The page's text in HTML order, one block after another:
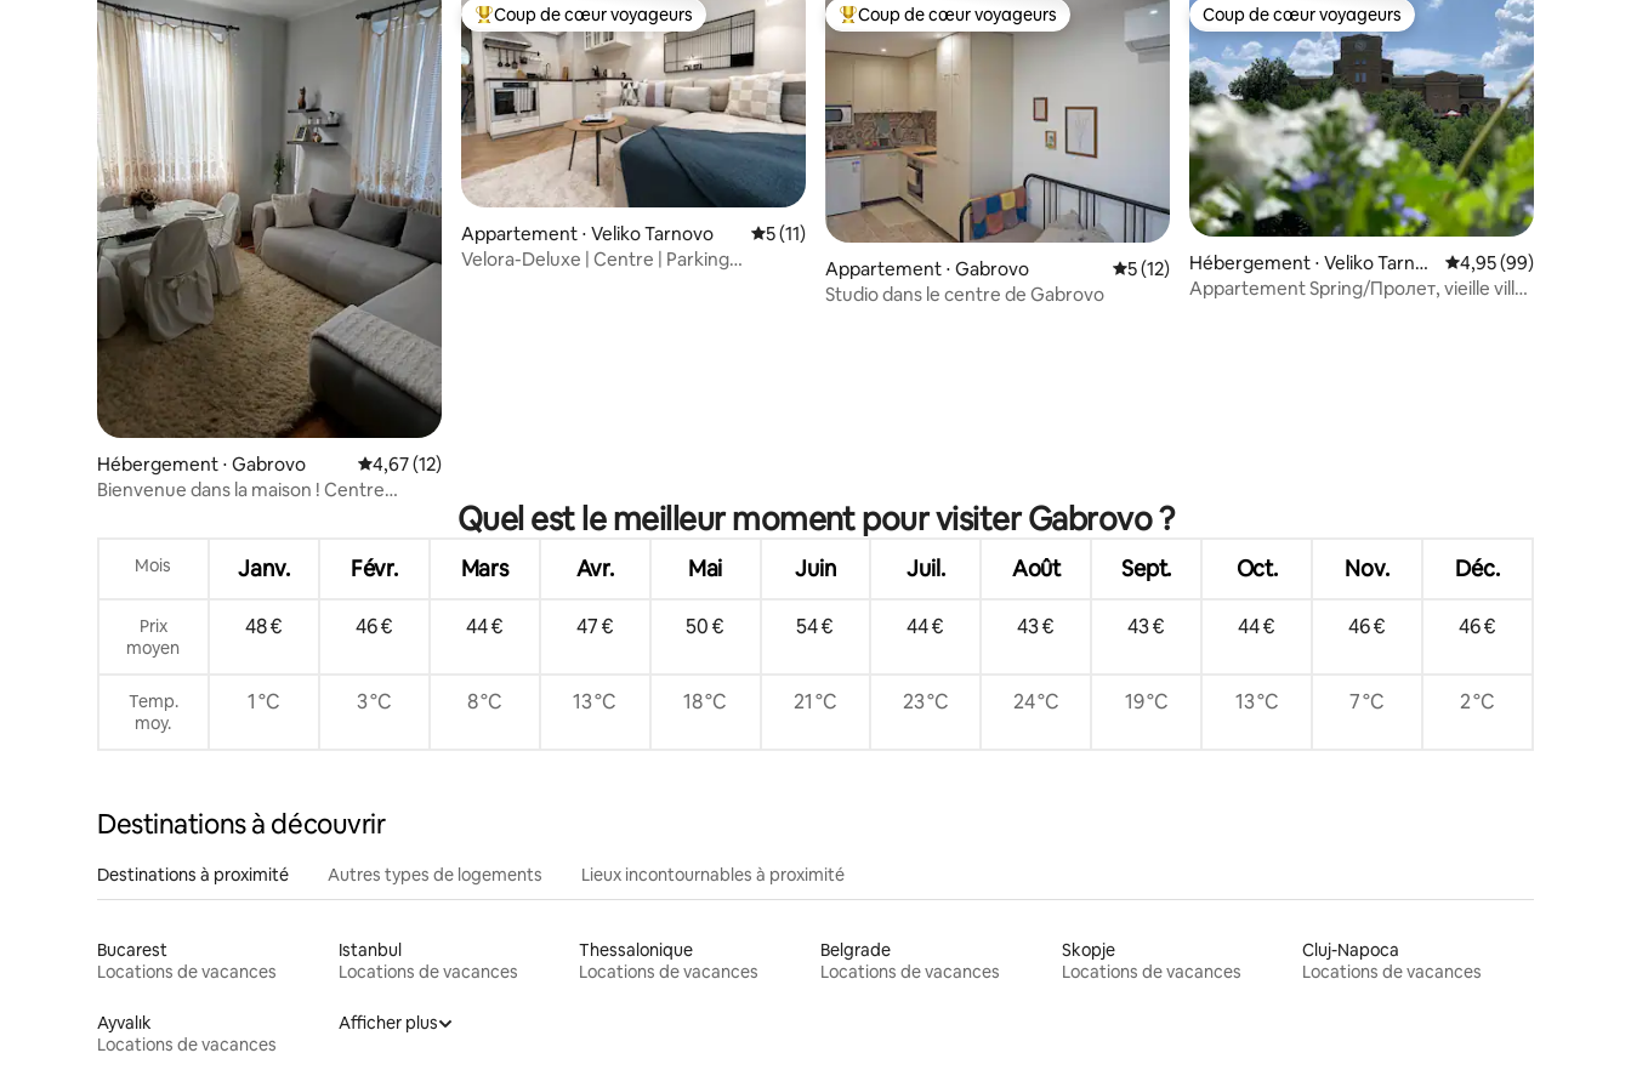
Hébergement ⋅ Gabrovo Évaluation moyenne sur la base de 12 commentaires : 4,67 sur 5
4,67 (12)
Bienvenue dans la maison ! Centre
Coups de cœur voyageurs les plus appréciés
Coup de cœur voyageurs
Appartement ⋅ Veliko Tarnovo Évaluation moyenne sur la base de 11 commentaires : 5 sur 5
5 (11)
Velora-Deluxe | Centre | Parking
Coups de cœur voyageurs les plus appréciés
Coup de cœur voyageurs
Appartement ⋅ Gabrovo Évaluation moyenne sur la base de 12 commentaires : 5 sur 5
5 (12)
Studio dans le centre de Gabrovo
Coup de cœur voyageurs
Coup de cœur voyageurs
Hébergement ⋅ Veliko Tarnov
o
Évaluation moyenne
4,95 (99)
Appartement Spring/Пролет, vieille ville,
Quel est le meilleur moment pour visiter Gabrovo ?
Mois Janv. Févr. Mars Avr. Mai Juin Juil. Août Sept. Oct. Nov. Déc.
Prix
moyen
48 € 46 € 44 € 47 € 50 € 54 € 44 € 43 € 43 € 44 € 46 € 46 €
Temp.
moy.
1 °C 3 °C 8 °C 13 °C 18 °C 21 °C 23 °C 24 °C 19 °C 13 °C 7 °C 2 °C
Destinations à découvrir
Destinations à proximité Autres types de logements Lieux incontournables à proximité
Bucarest
Locations de vacances
Istanbul
Locations de vacances
Thessalonique
Locations de vacances
Belgrade
Locations de vacances
Skopje
Locations de vacances
Cluj-Napoca
Locations de vacances
Ayvalık
Locations de vacances
Afficher plus